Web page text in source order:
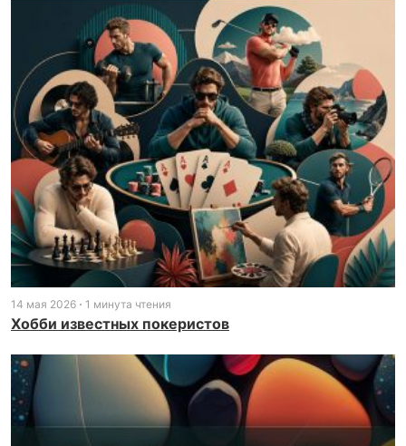
14 мая 2026 1 минута чтения
Хобби известных покеристов